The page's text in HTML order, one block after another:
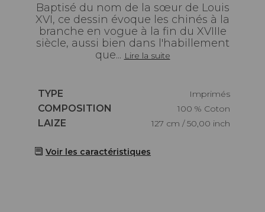
Baptisé du nom de la sœur de Louis
XVI, ce dessin évoque les chinés à la
branche en vogue à la fin du XVIIIe
siècle, aussi bien dans l'habillement
que... Lire la suite
Caractéristiques
TYPE
Imprimés
Caractéristiques
COMPOSITION
100 % Coton
Caractéristiques
LAIZE 127 cm / 50,00 inch
Voir les caractéristiques